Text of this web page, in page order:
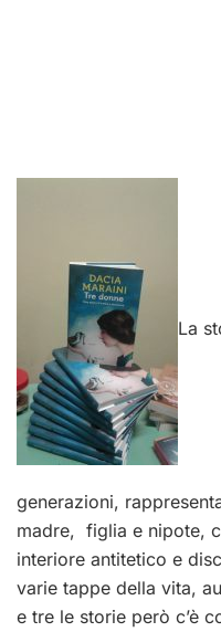
La
generazioni,
madre, figlia e nipote,
interiore antitetico e
varie tappe della vita,
e tre le storie però c’è